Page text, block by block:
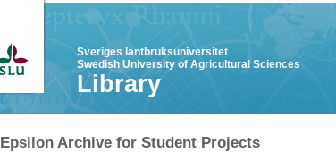
Sveriges lantbruksuniversitet
Swedish University of Agricultural Sciences
Library
Epsilon Archive for Student Projects